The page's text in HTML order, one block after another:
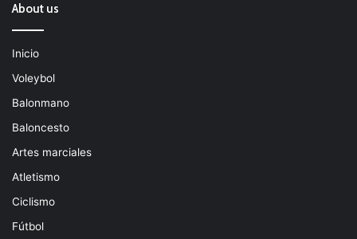
About us
Inicio
Voleybol
Balonmano
Baloncesto
Artes marciales
Atletismo
Ciclismo
Fútbol